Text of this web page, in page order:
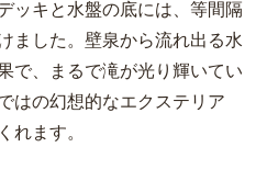
ッキと水盤の底には、等間隔
ました。壁泉から流れ出る水
で、まるで滝が光り輝いてい
はの幻想的なエクステリア
ます。